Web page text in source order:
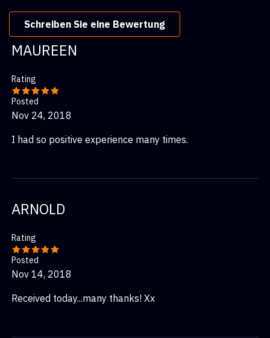
Schreiben Sie eine Bewertung
MAUREEN
Rating
Posted
Nov 24, 2018
I had so positive experience many times.
ARNOLD
Rating
Posted
Nov 14, 2018
Received today...many thanks! Xx